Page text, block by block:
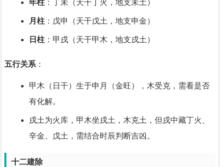
年柱：丁未（天干丁火，地支未土）
月柱：戊申（天干戊土，地支申金）
日柱：甲戌（天干甲木，地支戌土）
五行关系：
甲木（日干）生于申月（金旺），木受克，需看是否
有化解。
戌土为火库，甲木坐戌土，木克土，但戌中藏丁火、
辛金、戊土，需结合时辰判断吉凶。
十二建除